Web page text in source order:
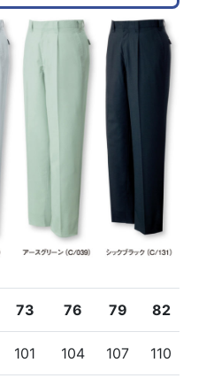
73 76 79 82
101 104 107 110